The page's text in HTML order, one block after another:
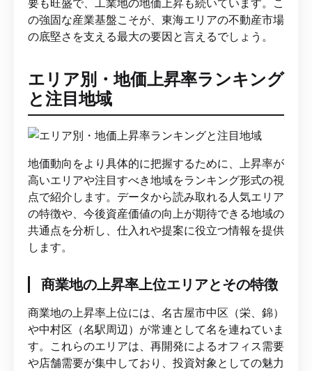
の強固な産業基盤こそが、東海エリアの不動産市場
の底堅さを支える最大の要因と言えるでしょう。
エリア別・地価上昇率ランキング
と注目地域
地価動向をより具体的に把握するために、上昇率が
高いエリアや注目すべき地域をランキング形式の視
点で紹介します。データから読み取れる人気エリア
の特徴や、今後資産価値の向上が期待できる地域の
共通点を分析し、仕入れや提案に役立つ情報を提供
します。
商業地の上昇率上位エリアとその特徴
商業地の上昇率上位には、名古屋市中区（栄、錦）
や中村区（名駅周辺）が常連として名を連ねていま
す。これらのエリアは、再開発によるオフィス需要
や店舗需要が集中しており、投資対象としての魅力